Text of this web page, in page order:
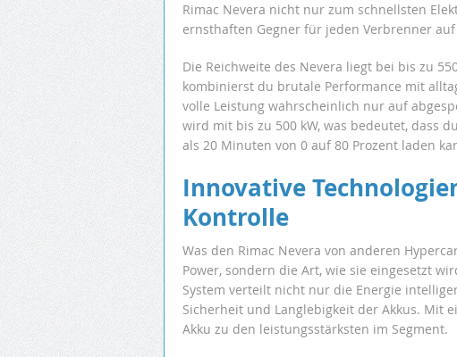
Rimac Nevera nicht nur zum schnellsten
ernsthaften Gegner für jeden Verbrenner
Die Reichweite des Nevera liegt bei bis zu
kombinierst du brutale Performance mit
volle Leistung wahrscheinlich nur auf
wird mit bis zu 500 kW, was bedeutet, dass
als 20 Minuten von 0 auf 80 Prozent laden
Innovative
Kontrolle
Was den Rimac Nevera von anderen
Power, sondern die Art, wie sie eingesetzt
System verteilt nicht nur die Energie
Sicherheit und Langlebigkeit der Akkus. Mit
Akku zu den leistungsstärksten im Segment.